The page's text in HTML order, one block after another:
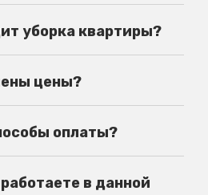
уборка квартиры?
цены?
оплаты?
в данной